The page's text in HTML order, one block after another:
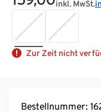
inkl. MwSt.
Zur Zeit nicht
Bestellnummer: